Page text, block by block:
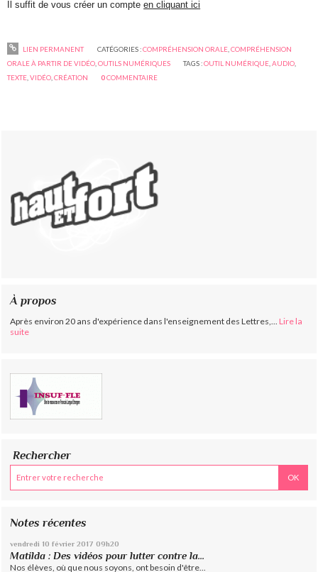
À propos
Après environ 20 ans d'expérience dans l'enseignement des Lettres,... Lire la
suite
Rechercher
Notes récentes
vendredi 10 février 2017 09h20
Matilda : Des vidéos pour lutter contre la...
Nos élèves, où que nous soyons, ont besoin d'être...
Il suffit de vous créer un compteen cliquant ici
LIEN PERMANENT CATÉGORIES :COMPRÉHENSION ORALE, COMPRÉHENSION
ORALE À PARTIR DE VIDÉO ,OUTILS NUMÉRIQUES TAGS :OUTIL NUMÉRIQUE ,AUDIO
TEXTE ,VIDÉO ,CRÉATION 0COMMENTAIRE